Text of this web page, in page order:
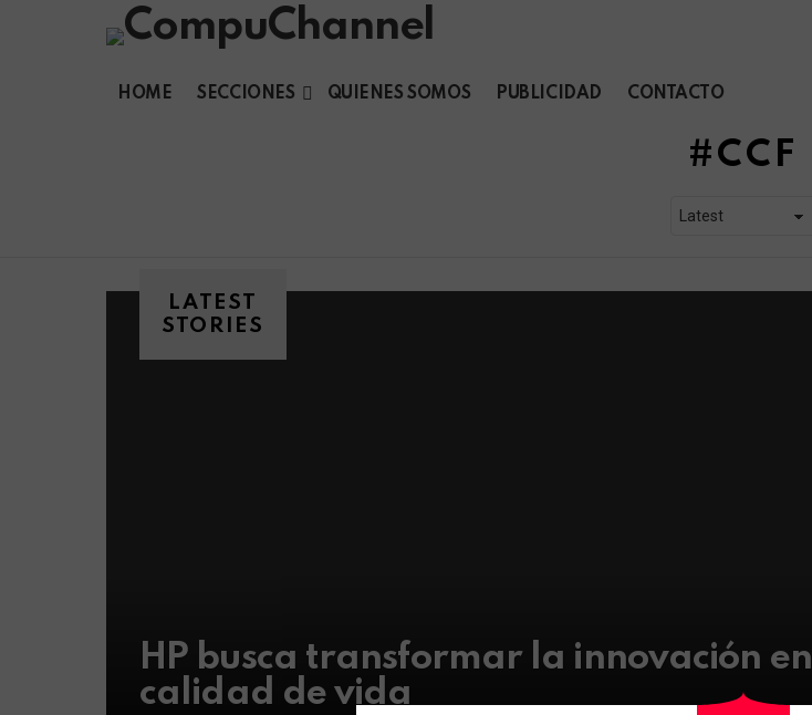
HOME SECCIONES QUIENES SOMOS PUBLICIDAD CONTACTO
CCF
LATEST
STORIES
HP busca transformar la innovación en
calidad de vida